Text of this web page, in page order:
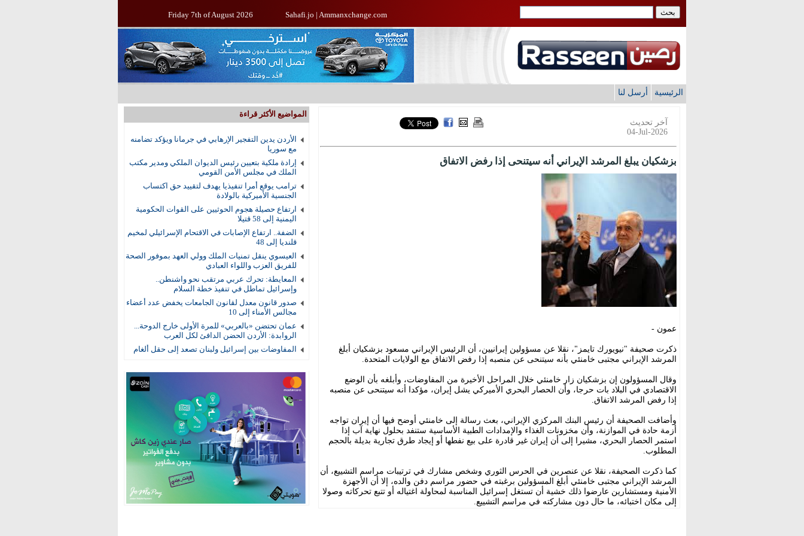
Friday 7th of August 2026 Sahafi.jo | Ammanxchange.com
الرئيسية أرسل لنا
المواضيع الأكثر قراءة
الأردن يدين التفجير الإرهابي في جرمانا ويؤكد تضامنه
مع سوريا
إرادة ملكية بتعيين رئيس الديوان الملكي ومدير مكتب
الملك في مجلس الأمن القومي
ترامب يوقع أمرا تنفيذيا يهدف لتقييد حق اكتساب
الجنسية الأميركية بالولادة
ارتفاع حصيلة هجوم الحوثيين على القوات الحكومية
اليمنية إلى 58 قتيلا
الضفة.. ارتفاع الإصابات في الاقتحام الإسرائيلي لمخيم
قلنديا إلى 48
العيسوي ينقل تمنيات الملك وولي العهد بموفور الصحة
للفريق العزب واللواء العبادي
المعايطة: تحرك عربي مرتقب نحو واشنطن..
وإسرائيل تماطل في تنفيذ خطة السلام
صدور قانون معدل لقانون الجامعات يخفض عدد أعضاء
مجالس الأمناء إلى 10
عمان تحتضن «بالعربي» للمرة الأولى خارج الدوحة...
الروابدة: الأردن الحضن الدافئ لكل العرب
المفاوضات بين إسرائيل ولبنان تصعد إلى حقل ألغام
آخر تحديث
04-Jul-2026
بزشكيان يبلغ المرشد الإيراني أنه سيتنحى إذا رفض الاتفاق
عمون -
ذكرت صحيفة "نيويورك تايمز"، نقلا عن مسؤولين إيرانيين، أن الرئيس الإيراني مسعود بزشكيان أبلغ
المرشد الإيراني مجتبى خامنئي بأنه سيتنحى عن منصبه إذا رفض الاتفاق مع الولايات المتحدة.
وقال المسؤولون إن بزشكيان زار خامنئي خلال المراحل الأخيرة من المفاوضات، وأبلغه بأن الوضع
الاقتصادي في البلاد بات حرجا، وأن الحصار البحري الأميركي يشل إيران، مؤكدا أنه سيتنحى عن منصبه
إذا رفض المرشد الاتفاق.
وأضافت الصحيفة أن رئيس البنك المركزي الإيراني، بعث رسالة إلى خامنئي أوضح فيها أن إيران تواجه
أزمة حادة في الموازنة، وأن مخزونات الغذاء والإمدادات الطبية الأساسية ستنفد بحلول نهاية آب إذا
استمر الحصار البحري، مشيرا إلى أن إيران غير قادرة على بيع نفطها أو إيجاد طرق تجارية بديلة بالحجم
المطلوب.
كما ذكرت الصحيفة، نقلا عن عنصرين في الحرس الثوري وشخص مشارك في ترتيبات مراسم التشييع، أن
المرشد الإيراني مجتبى خامنئي أبلغ المسؤولين برغبته في حضور مراسم دفن والده، إلا أن الأجهزة
الأمنية ومستشارين عارضوا ذلك خشية أن تستغل إسرائيل المناسبة لمحاولة اغتياله أو تتبع تحركاته وصولا
إلى مكان اختبائه، ما حال دون مشاركته في مراسم التشييع.